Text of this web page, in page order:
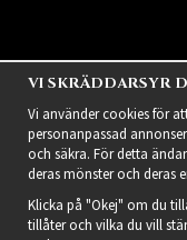
VI SKRÄDDARSYR
Vi använder cookies för
personanpassad
och säkra. För detta
deras mönster och deras
Klicka på "Okej" om du
tillåter och vilka du vill